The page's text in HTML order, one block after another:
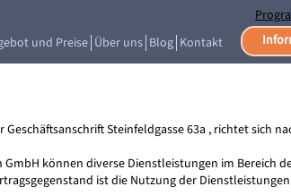
und Preise Über uns Blog Kontakt
Steinfeldgasse 63a , richtet sich
können diverse Dienstleistungen im Bereich
ist die Nutzung der